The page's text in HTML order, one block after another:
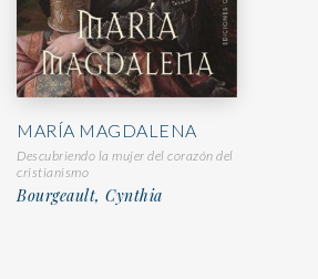
MARÍA MAGDALENA
Descubriendo la mujer del corazón del
cristianismo
Bourgeault, Cynthia